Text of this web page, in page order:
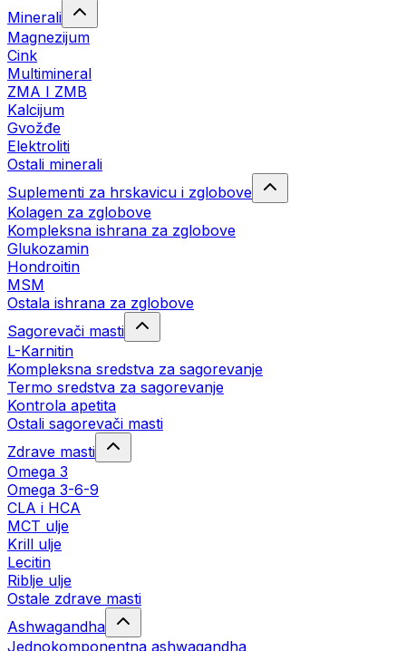
Minerali
Magnezijum
Cink
Multimineral
ZMA I ZMB
Kalcijum
Gvožđe
Elektroliti
Ostali minerali
Suplementi za hrskavicu i zglobove
Kolagen za zglobove
Kompleksna ishrana za zglobove
Glukozamin
Hondroitin
MSM
Ostala ishrana za zglobove
Sagorevači masti
L-Karnitin
Kompleksna sredstva za sagorevanje
Termo sredstva za sagorevanje
Kontrola apetita
Ostali sagorevači masti
Zdrave masti
Omega 3
Omega 3-6-9
CLA i HCA
MCT ulje
Krill ulje
Lecitin
Riblje ulje
Ostale zdrave masti
Ashwagandha
Jednokomponentna ashwagandha